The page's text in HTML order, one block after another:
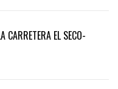
CARRETERA EL SECO-